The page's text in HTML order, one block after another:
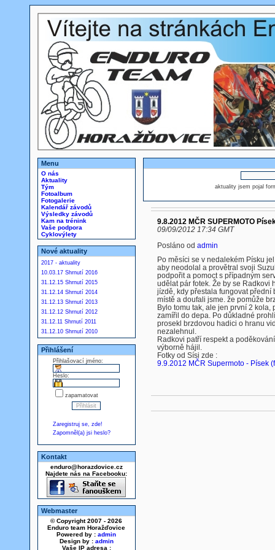
Menu
O nás
Aktuality
Tým
Fotoalbum
Fotogalerie
Kalendář závodů
Výsledky závodů
Kam na trénink
Vaše podpora
Cyklovýlety
Nové aktuality
2017 - aktuality
10.03.17 Shrnutí 2016
31.12.15 Shrnutí 2015
31.12.14 Shrnutí 2014
31.12.13 Shrnutí 2013
31.12.12 Shrnutí 2012
31.12.11 Shrnutí 2011
31.12.10 Shrnutí 2010
Přihlášení
Přihlašovací jméno:
Heslo:
zapamatovat
Zaregistruj se, zde!
Zapomněl(a) jsi heslo?
Kontakt
enduro@horazdovice.cz
Najdete nás na Facebooku:
Webmaster
© Copyright 2007 - 2026
Enduro team Horažďovice
Powered by : admin
Design by : admin
Vaše IP adresa :
aktuality jsem pojal
9.8.2012 MČR SUPERMOTO
09/09/2012 17:34 GMT
Posláno od admin
Po měsíci se v nedalekém Písku
aby neodolal a provětral svoji
podpořit a pomoct s případným
udělat pár fotek. Že by se Radkovi
jízdě, kdy přestala fungovat
místě a doufali jsme. že pomůže
Bylo tomu tak, ale jen první 2
zamířil do depa. Po důkladné
prosekl brzdovou hadici o hranu
nezalehnul.
Radkovi patří respekt a
výborně hájil.
Fotky od Sísi zde :
9.9.2012 MČR Supermoto - Písek